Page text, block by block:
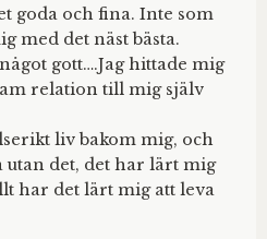
goda och fina. Inte som
med det näst bästa.
gott….Jag hittade mig
relation till mig själv
liv bakom mig, och
utan det, det har lärt mig
har det lärt mig att leva